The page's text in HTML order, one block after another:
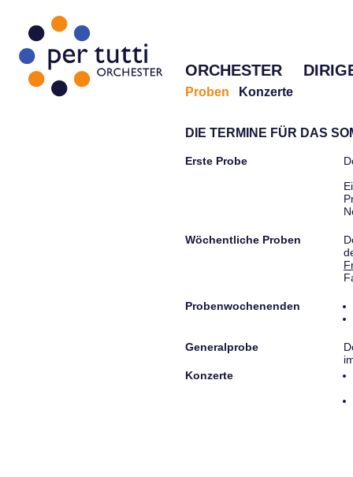
ORCHESTER
Proben Konzerte
DIE TERMINE FÜR DAS
Erste Probe
Wöchentliche Proben
Probenwochenenden
Generalprobe
Konzerte